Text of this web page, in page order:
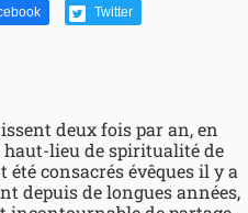
Twitter
deux fois par an, en
haut-lieu de spiritualité de
été consacrés évêques il y a
depuis de longues années,